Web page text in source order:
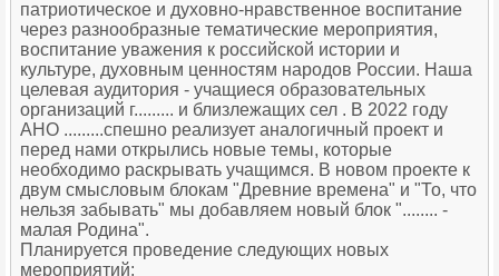
патриотическое и духовно-нравственное воспитание
через разнообразные тематические мероприятия,
воспитание уважения к российской истории и
культуре, духовным ценностям народов России. Наша
целевая аудитория - учащиеся образовательных
организаций г......... и близлежащих сел . В 2022 году
АНО .........спешно реализует аналогичный проект и
перед нами открылись новые темы, которые
необходимо раскрывать учащимся. В новом проекте к
двум смысловым блокам "Древние времена" и "То, что
нельзя забывать" мы добавляем новый блок "........ -
малая Родина".
Планируется проведение следующих новых
мероприятий: